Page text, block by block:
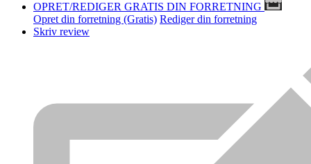
OPRET/REDIGER GRATIS DIN FORRETNING
Opret din forretning (Gratis) Rediger din forretning
Skriv review